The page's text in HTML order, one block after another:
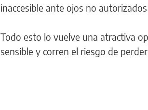
inaccesible ante ojos no
Todo esto lo vuelve una atractiva
sensible y corren el riesgo de